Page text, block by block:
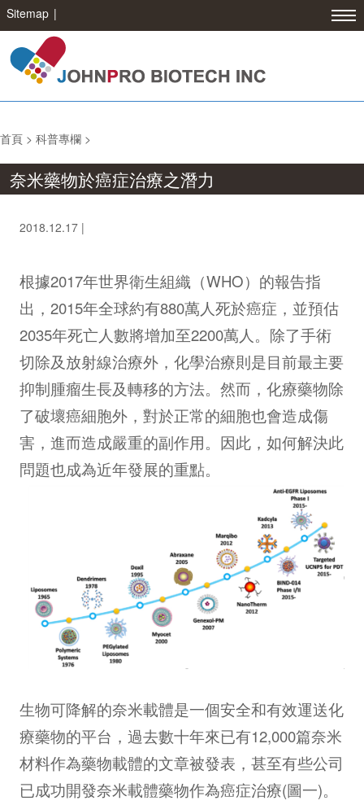
Sitemap |
首頁 > 科普專欄 >
奈米藥物於癌症治療之潛力
2018.12.17 |
根據2017年世界衛生組織（WHO）的報告指
出，2015年全球約有880萬人死於癌症，並預估
2035年死亡人數將增加至2200萬人。除了手術
切除及放射線治療外，化學治療則是目前最主要
抑制腫瘤生長及轉移的方法。然而，化療藥物除
了破壞癌細胞外，對於正常的細胞也會造成傷
害，進而造成嚴重的副作用。因此，如何解決此
問題也成為近年發展的重點。
生物可降解的奈米載體是一個安全和有效運送化
療藥物的平台，過去數十年來已有12,000篇奈米
材料作為藥物載體的文章被發表，甚至有些公司
已成功開發奈米載體藥物作為癌症治療(圖一)。